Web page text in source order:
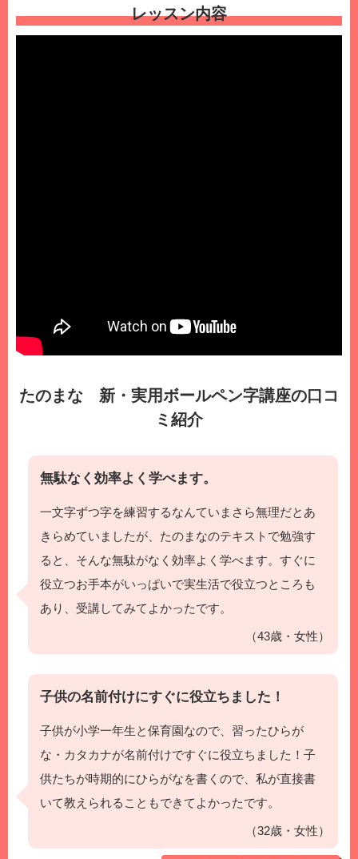
レッスン内容
たのまな 新・実用ボールペン字講座の口コ
ミ紹介
無駄なく効率よく学べます。
一文字ずつ字を練習するなんていまさら無理だとあ
きらめていましたが、たのまなのテキストで勉強す
ると、そんな無駄がなく効率よく学べます。すぐに
役立つお手本がいっぱいで実生活で役立つところも
あり、受講してみてよかったです。
（43歳・女性）
子供の名前付けにすぐに役立ちました！
子供が小学一年生と保育園なので、習ったひらが
な・カタカナが名前付けですぐに役立ちました！子
供たちが時期的にひらがなを書くので、私が直接書
いて教えられることもできてよかったです。
（32歳・女性）